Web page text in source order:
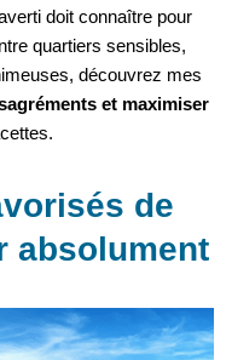
doit connaître pour
quartiers sensibles,
découvrez mes
et maximiser
de
absolument